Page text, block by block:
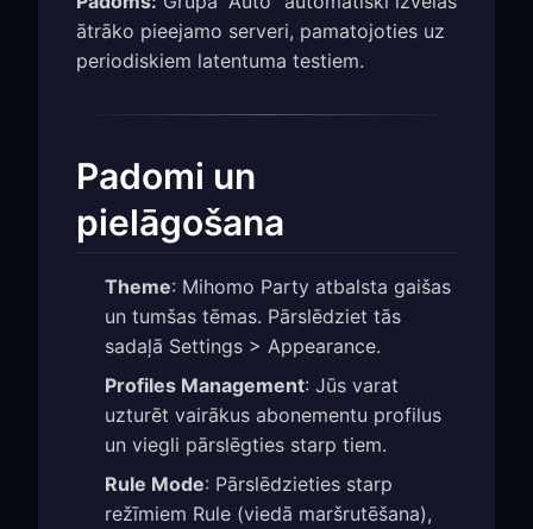
ātrāko pieejamo serveri, pamatojoties uz
periodiskiem latentuma testiem.
Padomi un
pielāgošana
Theme: Mihomo Party atbalsta gaišas
un tumšas tēmas. Pārslēdziet tās
sadaļā Settings > Appearance.
Profiles Management: Jūs varat
uzturēt vairākus abonementu profilus
un viegli pārslēgties starp tiem.
Rule Mode: Pārslēdzieties starp
režīmiem Rule (viedā maršrutēšana),